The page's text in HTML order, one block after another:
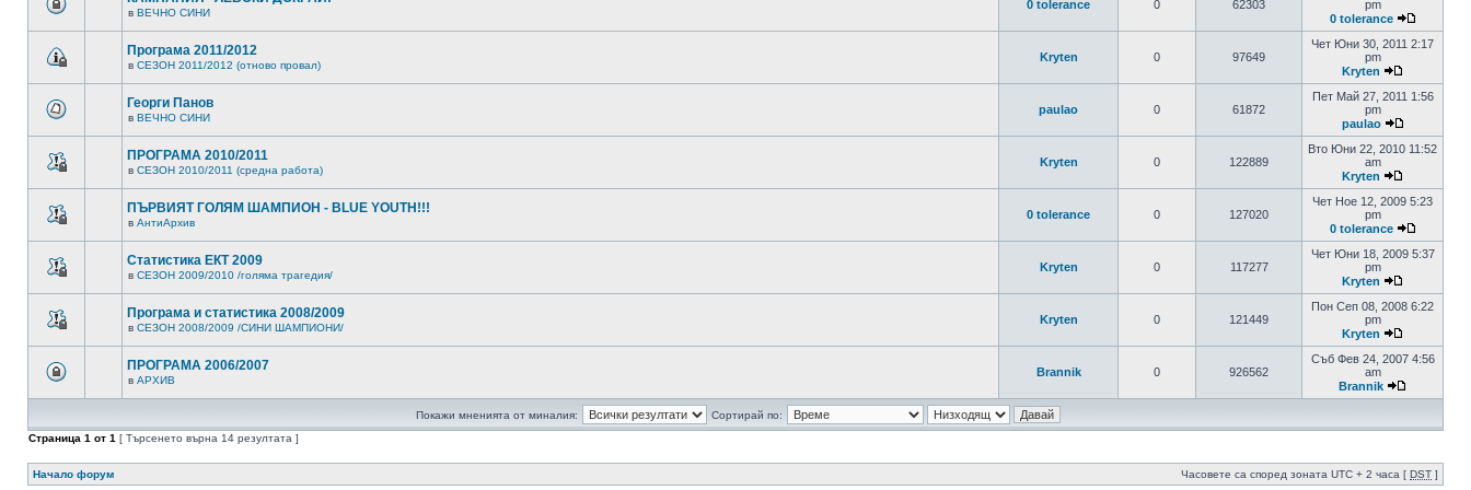
в ВЕЧНО СИНИ
0 tolerance 0 62303
pm
0 tolerance
Програма 2011/2012
в СЕЗОН 2011/2012 (отново провал)
Kryten 0 97649
Чет Юни 30, 2011 2:17
pm
Kryten
Георги Панов
в ВЕЧНО СИНИ
paulao 0 61872
Пет Май 27, 2011 1:56
pm
paulao
ПРОГРАМА 2010/2011
в СЕЗОН 2010/2011 (средна работа)
Kryten 0 122889
Вто Юни 22, 2010 11:52
am
Kryten
ПЪРВИЯТ ГОЛЯМ ШАМПИОН - BLUE YOUTH!!!
в АнтиАрхив
0 tolerance 0 127020
Чет Ное 12, 2009 5:23
pm
0 tolerance
Статистика ЕКТ 2009
в СЕЗОН 2009/2010 /голяма трагедия/
Kryten 0 117277
Чет Юни 18, 2009 5:37
pm
Kryten
Програма и статистика 2008/2009
в СЕЗОН 2008/2009 /СИНИ ШАМПИОНИ/
Kryten 0 121449
Пон Сеп 08, 2008 6:22
pm
Kryten
ПРОГРАМА 2006/2007
в АРХИВ
Brannik 0 926562
Съб Фев 24, 2007 4:56
am
Brannik
Покажи мненията от миналия:
Сортирай по:
Страница 1 от 1 [ Търсенето върна 14 резултата ]
Начало форум Часовете са според зоната UTC + 2 часа [ DST ]